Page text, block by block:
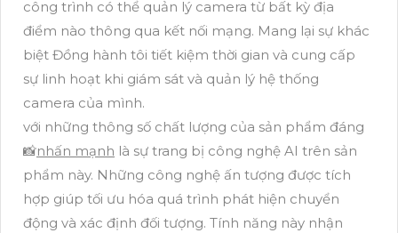
công trình có thể quản lý camera từ bất kỳ địa
điểm nào thông qua kết nối mạng. Mang lại sự khác
biệt Đồng hành tôi tiết kiệm thời gian và cung cấp
sự linh hoạt khi giám sát và quản lý hệ thống
camera của mình.
với những thông số chất lượng của sản phẩm đáng
📸nhấn mạnh là sự trang bị công nghệ AI trên sản
phẩm này. Những công nghệ ấn tượng được tích
hợp giúp tối ưu hóa quá trình phát hiện chuyển
động và xác định đối tượng. Tính năng này nhận